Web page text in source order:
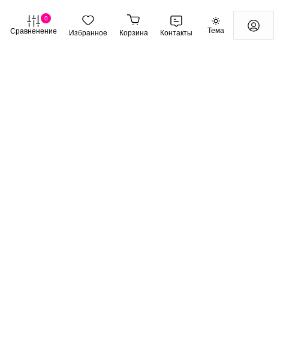
0
Сравненение Избранное Корзина Контакты Тема